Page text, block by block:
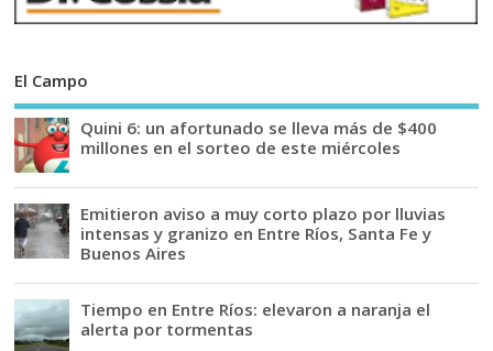
El Campo
Quini 6: un afortunado se lleva más de $400
millones en el sorteo de este miércoles
Emitieron aviso a muy corto plazo por lluvias
intensas y granizo en Entre Ríos, Santa Fe y
Buenos Aires
Tiempo en Entre Ríos: elevaron a naranja el
alerta por tormentas